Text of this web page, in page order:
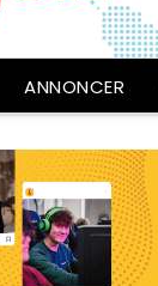
ANNONCER